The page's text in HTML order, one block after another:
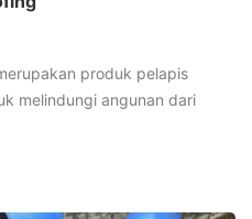
produk pelapis
melindungi angunan dari